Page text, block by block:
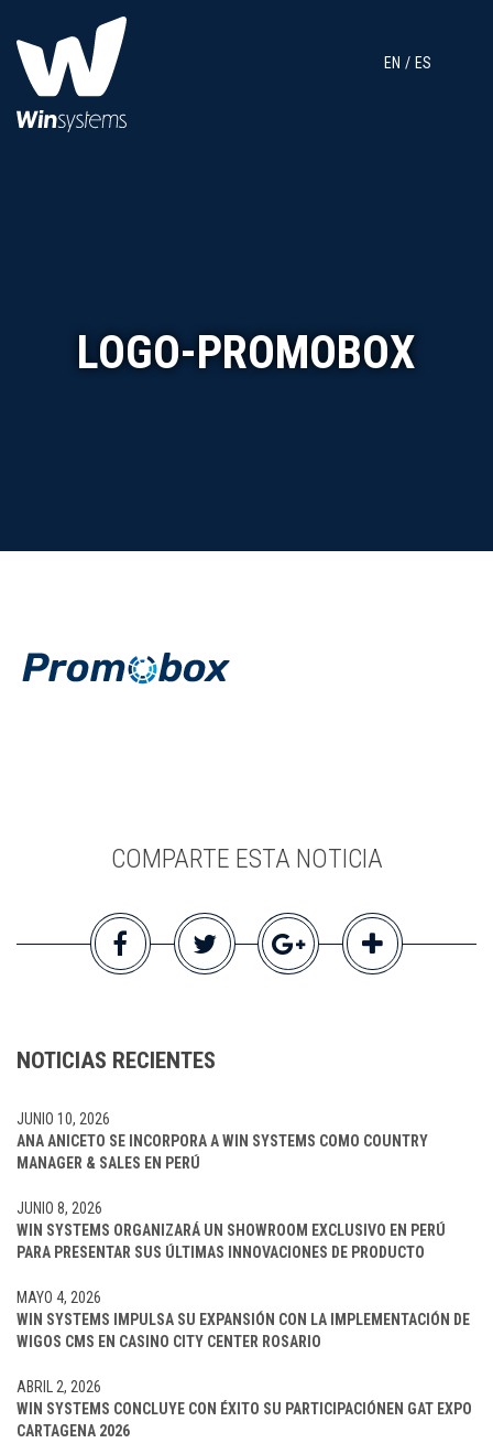
EN ES
LOGO-PROMOBOX
COMPARTE ESTA NOTICIA
NOTICIAS RECIENTES
ANA ANICETO SE INCORPORA A WIN SYSTEMS COMO COUNTRY
MANAGER & SALES EN PERÚ
JUNIO 10, 2026
WIN SYSTEMS ORGANIZARÁ UN SHOWROOM EXCLUSIVO EN PERÚ
PARA PRESENTAR SUS ÚLTIMAS INNOVACIONES DE PRODUCTO
JUNIO 8, 2026
WIN SYSTEMS IMPULSA SU EXPANSIÓN CON LA IMPLEMENTACIÓN DE
WIGOS CMS EN CASINO CITY CENTER ROSARIO
MAYO 4, 2026
WIN SYSTEMS CONCLUYE CON ÉXITO SU PARTICIPACIÓNEN GAT EXPO
CARTAGENA 2026
ABRIL 2, 2026